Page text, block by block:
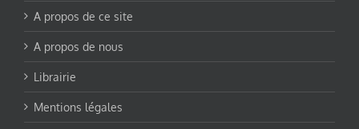
A propos de ce site
A propos de nous
Librairie
Mentions légales